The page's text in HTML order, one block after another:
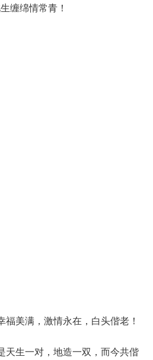
缠绵情常青！
美满，激情永在，白头偕老！
天生一对，地造一双，而今共偕